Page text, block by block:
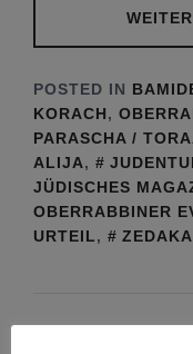
POSTED IN
KORACH,
PARASCHA /
ALIJA,
JÜDISCHES
OBERRABBINER
URTEIL,